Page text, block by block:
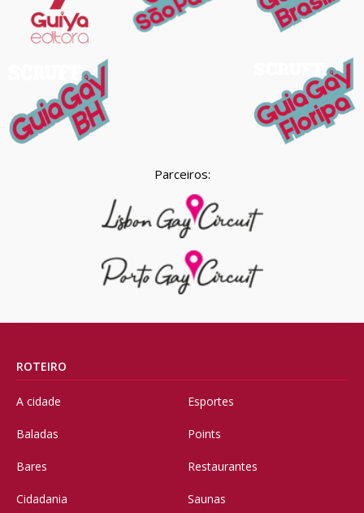
Parceiros:
ROTEIRO
A cidade
Baladas
Bares
Cidadania
Esportes
Points
Restaurantes
Saunas